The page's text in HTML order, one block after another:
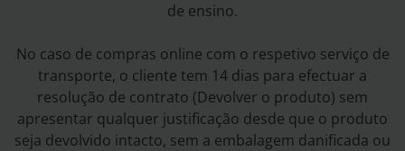
de ensino.
No caso de compras online com o respetivo serviço de
transporte, o cliente tem 14 dias para efectuar a
resolução de contrato (Devolver o produto) sem
apresentar qualquer justificação desde que o produto
seja devolvido intacto, sem a embalagem danificada ou